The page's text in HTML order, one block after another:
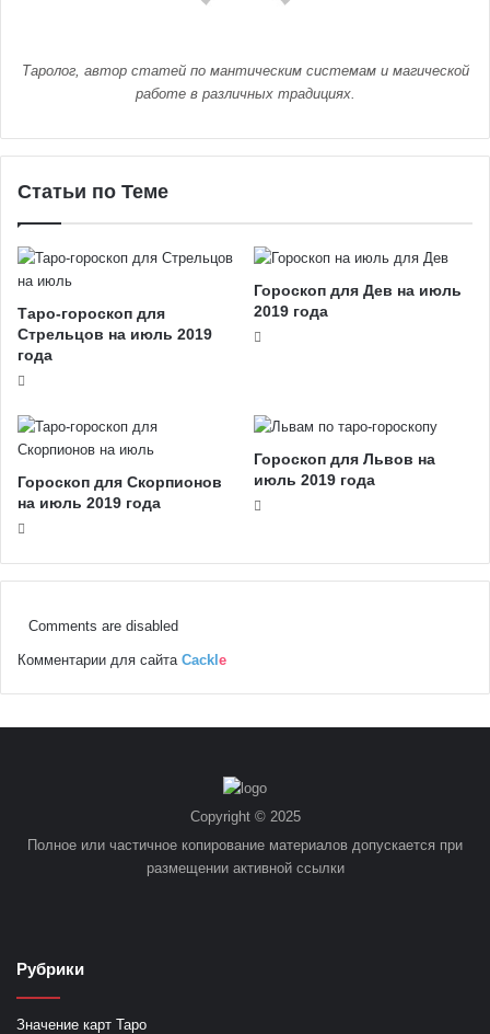
Таролог, автор статей по мантическим системам и магической
работе в различных традициях.
Статьи по Теме
Таро-гороскоп для
Стрельцов на июль 2019
года
Гороскоп для Дев на июль
2019 года
Гороскоп для Скорпионов
на июль 2019 года
Гороскоп для Львов на
июль 2019 года
Comments are disabled
Комментарии для сайта Cackl e
Copyright © 2025
Полное или частичное копирование материалов допускается при
размещении активной ссылки
Рубрики
Значение карт Таро